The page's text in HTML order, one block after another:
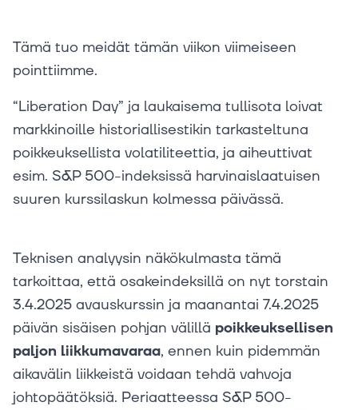
Tämä tuo meidät tämän viikon viimeiseen
pointtiimme.
“Liberation Day” ja laukaisema tullisota loivat
markkinoille historiallisestikin tarkasteltuna
poikkeuksellista volatiliteettia, ja aiheuttivat
esim. S&P 500-indeksissä harvinaislaatuisen
suuren kurssilaskun kolmessa päivässä.
Teknisen analyysin näkökulmasta tämä
tarkoittaa, että osakeindeksillä on nyt torstain
3.4.2025 avauskurssin ja maanantai 7.4.2025
päivän sisäisen pohjan välillä poikkeuksellisen
paljon liikkumavaraa, ennen kuin pidemmän
aikavälin liikkeistä voidaan tehdä vahvoja
johtopäätöksiä. Periaatteessa S&P 500-